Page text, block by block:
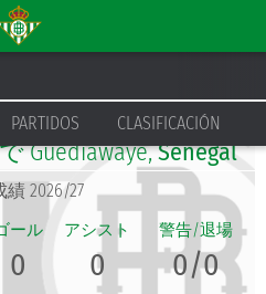
PARTIDOS CLASIFICACIÓN
MENDY
Guédiawaye,Senegal
2026/27
0 0 0/0